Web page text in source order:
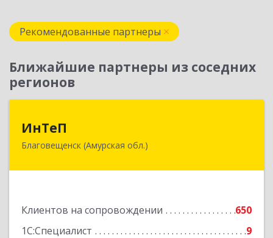
Рекомендованные партнеры
Ближайшие партнеры из соседних
регионов
ИнТеП
Благовещенск (Амурская обл.)
Клиентов на сопровождении
650
1С:Специалист
9
675000, Амурская обл, Благовещенск г,